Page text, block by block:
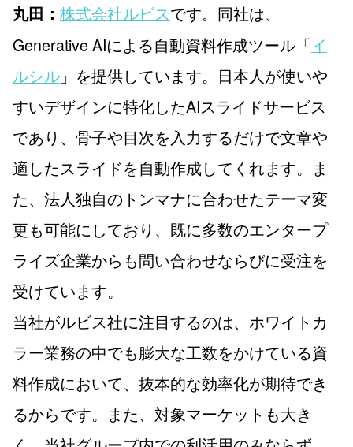
丸田： 株式会社ルビスです。同社は、
Generative AIによる自動資料作成ツール「イ
ルシル 」を提供しています。日本人が使いや
すいデザインに特化したAIスライドサービス
であり、骨子や目次を入力するだけで文章や
適したスライドを自動作成してくれます。ま
た、法人独自のトンマナに合わせたテーマ変
更も可能にしており、既に多数のエンタープ
ライズ企業からも問い合わせならびに受注を
受けています。
当社がルビス社に注目するのは、ホワイトカ
ラー業務の中でも膨大な工数をかけている資
料作成において、抜本的な効率化が期待でき
るからです。また、対象マーケットも大き